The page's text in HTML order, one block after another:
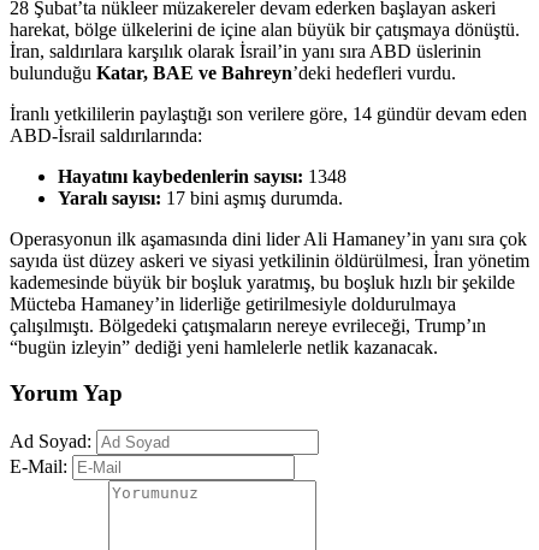
28 Şubat’ta nükleer müzakereler devam ederken başlayan askeri
harekat, bölge ülkelerini de içine alan büyük bir çatışmaya dönüştü.
İran, saldırılara karşılık olarak İsrail’in yanı sıra ABD üslerinin
bulunduğu Katar, BAE ve Bahreyn’deki hedefleri vurdu.
İranlı yetkililerin paylaştığı son verilere göre, 14 gündür devam eden
ABD-İsrail saldırılarında:
Hayatını kaybedenlerin sayısı: 1348
Yaralı sayısı: 17 bini aşmış durumda.
Operasyonun ilk aşamasında dini lider Ali Hamaney’in yanı sıra çok
sayıda üst düzey askeri ve siyasi yetkilinin öldürülmesi, İran yönetim
kademesinde büyük bir boşluk yaratmış, bu boşluk hızlı bir şekilde
Mücteba Hamaney’in liderliğe getirilmesiyle doldurulmaya
çalışılmıştı. Bölgedeki çatışmaların nereye evrileceği, Trump’ın
“bugün izleyin” dediği yeni hamlelerle netlik kazanacak.
Yorum Yap
Ad Soyad:
E-Mail: